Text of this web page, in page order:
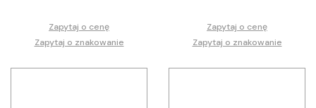
Zapytaj o cenę
Zapytaj o znakowanie
Zapytaj o cenę
Zapytaj o znakowanie